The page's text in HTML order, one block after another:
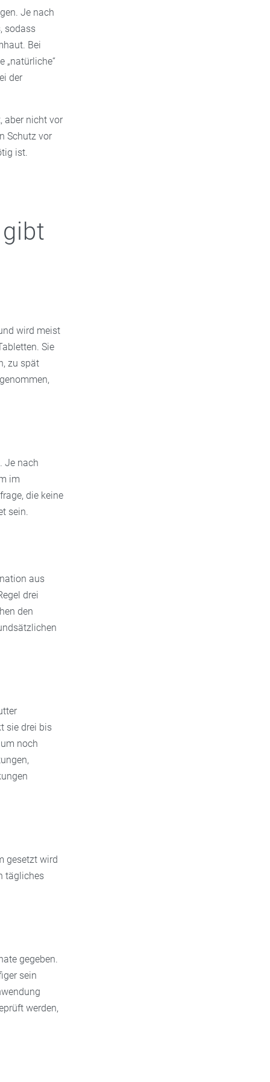
Je nach
sodass
Bei
„natürliche“
der
aber nicht vor
Schutz vor
ist.
wird meist
Sie
zu spät
Je nach
im
die keine
sein.
aus
drei
den
sie drei bis
noch
gesetzt wird
tägliches
gegeben.
sein
werden,